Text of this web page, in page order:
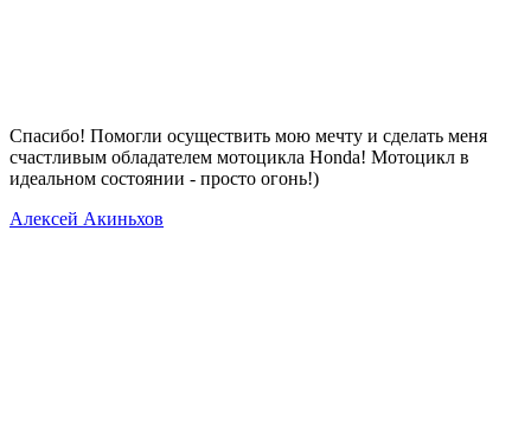
Спасибо! Помогли осуществить мою мечту и сделать меня
счастливым обладателем мотоцикла Honda! Мотоцикл в
идеальном состоянии - просто огонь!)
Алексей Акиньхов